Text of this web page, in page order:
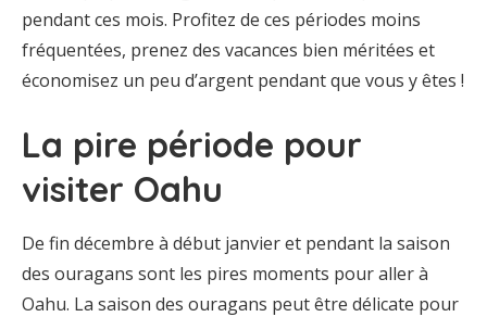
pendant ces mois. Profitez de ces périodes moins
fréquentées, prenez des vacances bien méritées et
économisez un peu d’argent pendant que vous y êtes !
La pire période pour
visiter Oahu
De fin décembre à début janvier et pendant la saison
des ouragans sont les pires moments pour aller à
Oahu. La saison des ouragans peut être délicate pour